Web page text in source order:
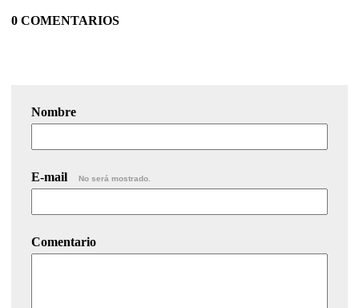
0 COMENTARIOS
Nombre
E-mail No será mostrado.
Comentario